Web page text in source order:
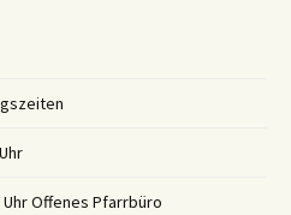
Uhr Offenes Pfarrbüro